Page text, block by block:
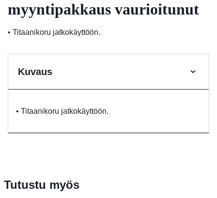
myyntipakkaus vaurioitunut
• Titaanikoru jatkokäyttöön.
Kuvaus
• Titaanikoru jatkokäyttöön.
Tutustu myös